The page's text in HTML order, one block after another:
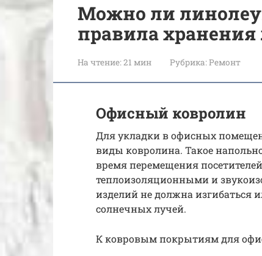
Можно ли
правила
На чтение:21 мин Рубрика:Ремонт
Офисный ковролин
Для укладки в офисных
виды ковролина. Такое
время перемещения
теплоизоляционными и
изделий не должна изгибаться
солнечных лучей.
К ковровым покрытиям для